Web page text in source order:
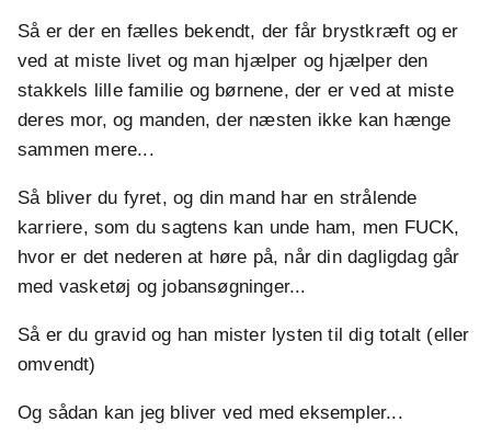
Så er der en fælles bekendt, der får brystkræft og er
ved at miste livet og man hjælper og hjælper den
stakkels lille familie og børnene, der er ved at miste
deres mor, og manden, der næsten ikke kan hænge
sammen mere...
Så bliver du fyret, og din mand har en strålende
karriere, som du sagtens kan unde ham, men FUCK,
hvor er det nederen at høre på, når din dagligdag går
med vasketøj og jobansøgninger...
Så er du gravid og han mister lysten til dig totalt (eller
omvendt)
Og sådan kan jeg bliver ved med eksempler...